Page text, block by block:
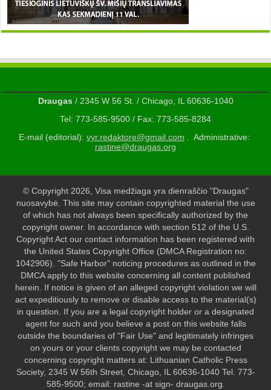
Draugas/ 2345 W 56 St. / Chicago, IL 60636-1040
Tel: 773-585-9500 / Fax: 773-585-8284
E-mail (editorial): vyr.redaktore@gmail.com . Administrative:
rastine@draugas.org
© Copyright 2026, Visa medžiaga yra dienraščio "Draugas"
nuosavybė. This site may contain copyrighted material the use
of which has not always been specifically authorized by the
copyright owner. In accordance with section 512 of the U.S.
Copyright Act our contact information has been registered with
the United States Copyright Office (DMCA Registration no:
1042906). "Safe Harbor" noticing procedures as outlined in the
DMCA apply to this website concerning all content published
herein. If notice is given of an alleged copyright violation we will
act expeditiously to remove or disable access to the material(s)
in question. If you are a legal copyright holder or a designated
agent for such and you believe a post on this website falls
outside the boundaries of "Fair Use" and legitimately infringes
on yours or your clients copyright we may be contacted
concerning copyright matters at: Lithuanian Catholic Press
Society, 2345 W 56th Street, Chicago, IL 60636-1040 Tel. 773-
585-9500; email: rastine -at sign- draugas.org.